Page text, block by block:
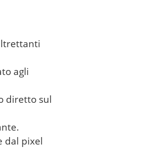
agli
diretto sul
dal pixel